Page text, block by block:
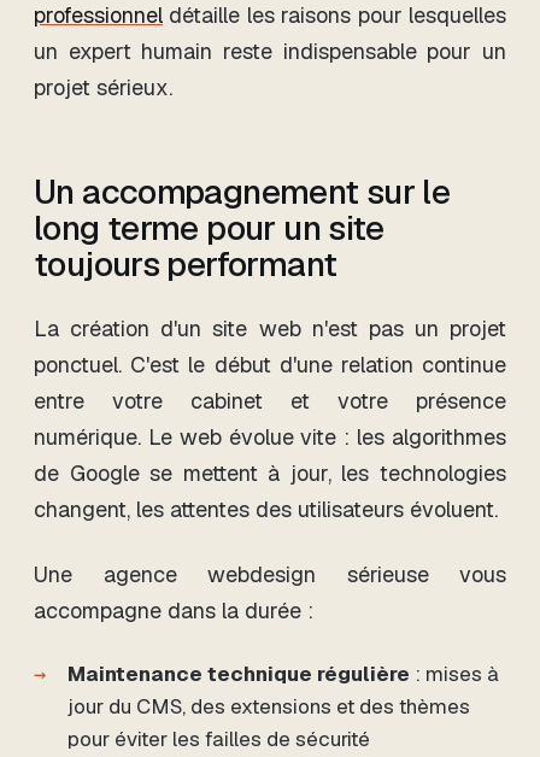
professionnel détaille les raisons pour lesquelles
un expert humain reste indispensable pour un
projet sérieux.
Un accompagnement sur le
long terme pour un site
toujours performant
La création d'un site web n'est pas un projet
ponctuel. C'est le début d'une relation continue
entre votre cabinet et votre présence
numérique. Le web évolue vite : les algorithmes
de Google se mettent à jour, les technologies
changent, les attentes des utilisateurs évoluent.
Une agence webdesign sérieuse vous
accompagne dans la durée :
Maintenance technique régulière : mises à
jour du CMS, des extensions et des thèmes
pour éviter les failles de sécurité